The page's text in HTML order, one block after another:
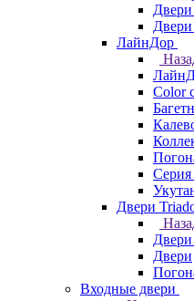
Двери
Двери
ЛайнДор
Color
Серия
Двери
Двери
Двери
Входные двери